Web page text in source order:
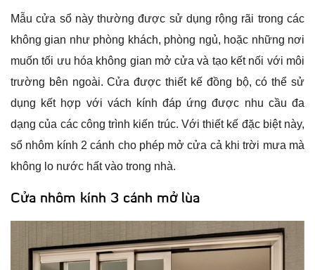
Mẫu cửa sổ này thường được sử dụng rộng rãi trong các
không gian như phòng khách, phòng ngủ, hoặc những nơi
muốn tối ưu hóa không gian mở cửa và tạo kết nối với môi
trường bên ngoài. Cửa được thiết kế đồng bộ, có thể sử
dụng kết hợp với vách kính đáp ứng được nhu cầu đa
dạng của các công trình kiến trúc. Với thiết kế đặc biệt này,
sổ nhôm kính 2 cánh cho phép mở cửa cả khi trời mưa mà
không lo nước hất vào trong nhà.
Cửa nhôm kính 3 cánh mở lùa